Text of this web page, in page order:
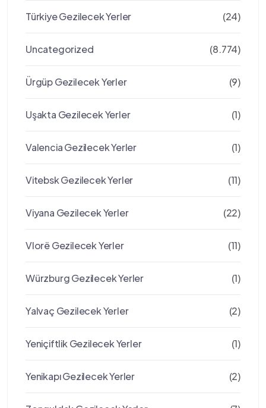
Türkiye Gezilecek Yerler (24)
Uncategorized (8.774)
Ürgüp Gezilecek Yerler (9)
Uşakta Gezilecek Yerler (1)
Valencia Gezilecek Yerler (1)
Vitebsk Gezilecek Yerler (11)
Viyana Gezilecek Yerler (22)
Vlorë Gezilecek Yerler (11)
Würzburg Gezilecek Yerler (1)
Yalvaç Gezilecek Yerler (2)
Yeniçiftlik Gezilecek Yerler (1)
Yenikapı Gezilecek Yerler (2)